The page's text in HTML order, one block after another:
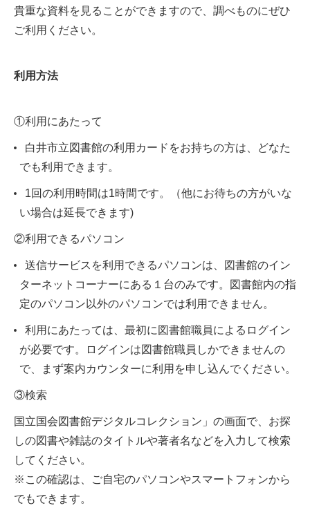
貴重な資料を見ることができますので、調べものにぜひ
ご利用ください。
利用方法
①利用にあたって
白井市立図書館の利用カードをお持ちの方は、どなた
でも利用できます。
1回の利用時間は1時間です。（他にお待ちの方がいな
い場合は延長できます)
②利用できるパソコン
送信サービスを利用できるパソコンは、図書館のイン
ターネットコーナーにある１台のみです。図書館内の指
定のパソコン以外のパソコンでは利用できません。
利用にあたっては、最初に図書館職員によるログイン
が必要です。ログインは図書館職員しかできませんの
で、まず案内カウンターに利用を申し込んでください。
③検索
国立国会図書館デジタルコレクション」の画面で、お探
しの図書や雑誌のタイトルや著者名などを入力して検索
してください。
※この確認は、ご自宅のパソコンやスマートフォンから
でもできます。